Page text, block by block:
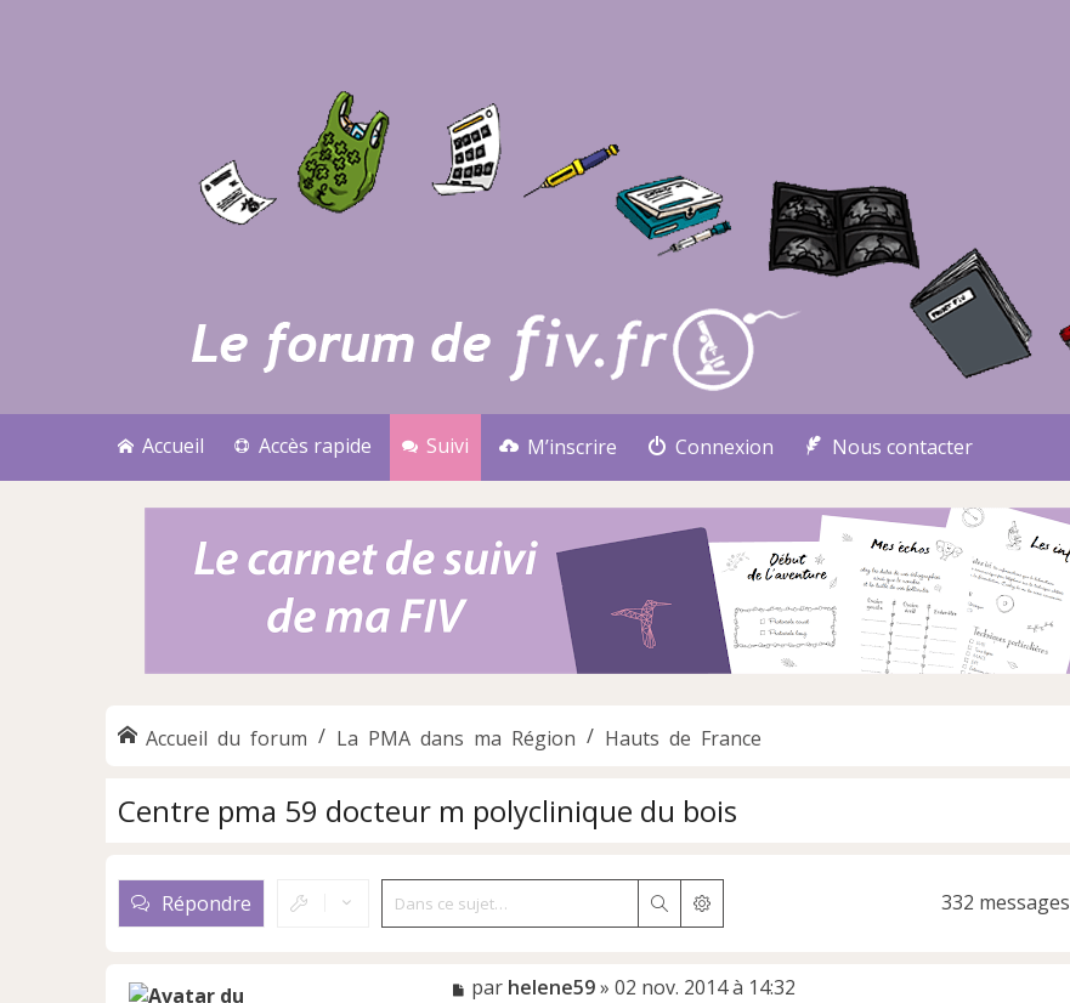
Accueil Accès rapide Suivi M’inscrire Connexion Nous contacter
Accueil du forum La PMA dans ma Région Hauts de France
Centre pma 59 docteur m polyclinique du bois
Répondre RechercherRecherche avancée 332 messages
M
par helene59» 02 nov. 2014 à 14:32